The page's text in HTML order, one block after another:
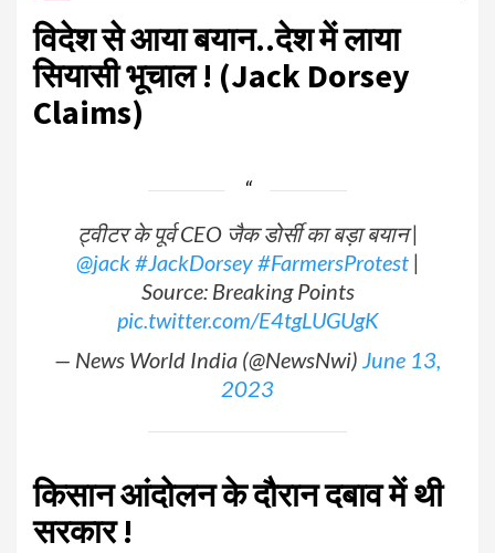
विदेश से आया बयान..देश में लाया
सियासी भूचाल ! (Jack Dorsey
Claims)
ट्वीटर के पूर्व CEO जैक डोर्सी का बड़ा बयान |
@jack#JackDorsey#FarmersProtest|
Source: Breaking Points
pic.twitter.com/E4tgLUGUgK
— News World India (@NewsNwi) June 13,
2023
किसान आंदोलन के दौरान दबाव में थी
सरकार !